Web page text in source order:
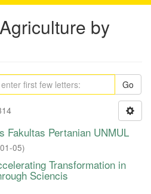
by
Go
Fakultas Pertanian UNMUL
05)
Transformation in
Sciencis